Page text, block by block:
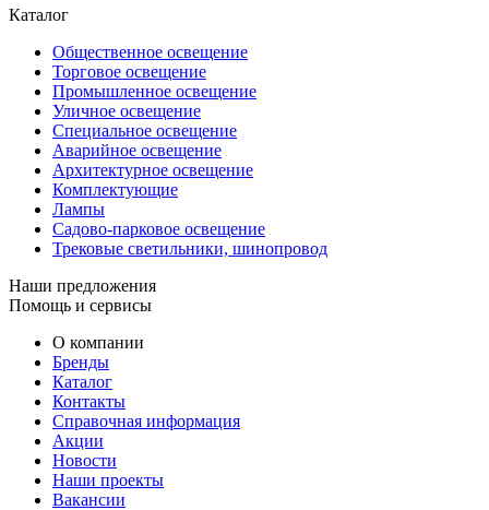
Каталог
Общественное освещение
Торговое освещение
Промышленное освещение
Уличное освещение
Специальное освещение
Аварийное освещение
Архитектурное освещение
Комплектующие
Лампы
Садово-парковое освещение
Трековые светильники, шинопровод
Наши предложения
Помощь и сервисы
О компании
Бренды
Каталог
Контакты
Справочная информация
Акции
Новости
Наши проекты
Вакансии